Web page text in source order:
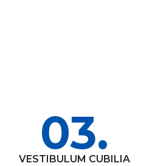
03.
VESTIBULUM CUBILIA